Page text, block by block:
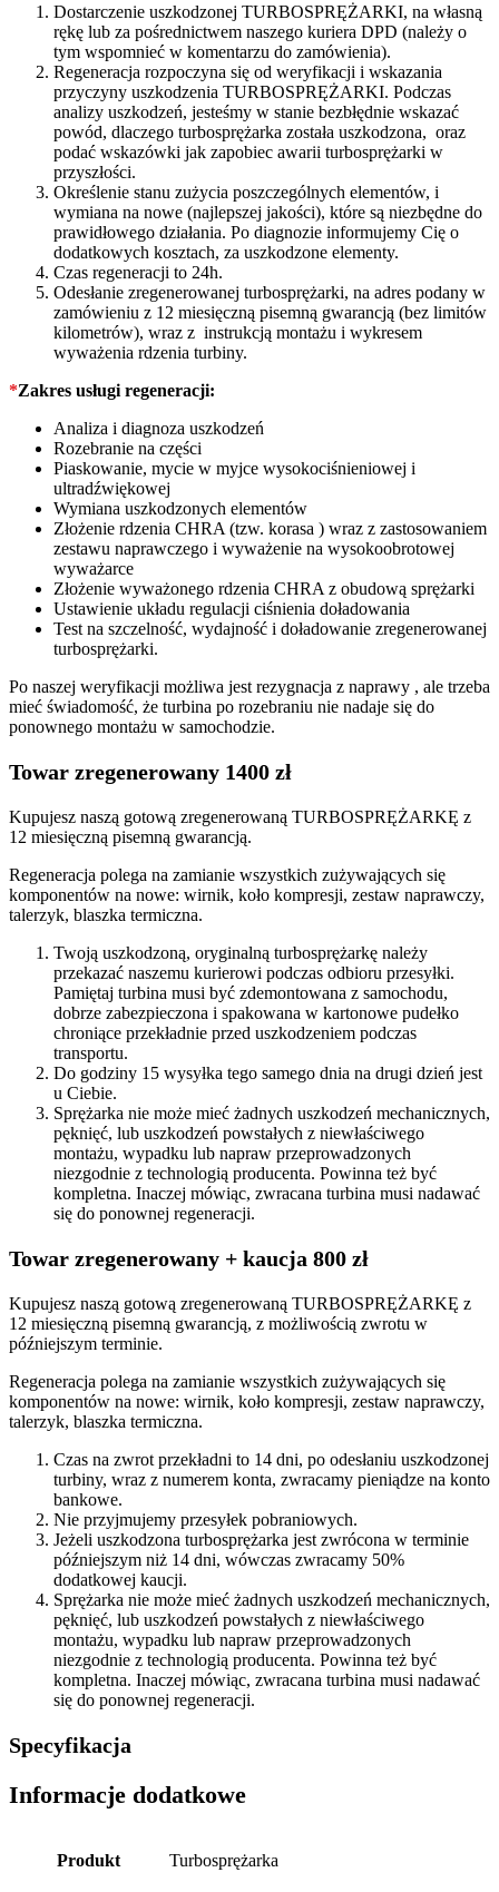
quantityDostarczenie uszkodzonej TURBOSPRĘŻARKI, na własną
rękę lub za pośrednictwem naszego kuriera DPD (należy o
tym wspomnieć w komentarzu do zamówienia).
Regeneracja rozpoczyna się od weryfikacji i wskazania
przyczyny uszkodzenia TURBOSPRĘŻARKI. Podczas
analizy uszkodzeń, jesteśmy w stanie bezbłędnie wskazać
powód, dlaczego turbosprężarka została uszkodzona, oraz
podać wskazówki jak zapobiec awarii turbosprężarki w
przyszłości.
Określenie stanu zużycia poszczególnych elementów, i
wymiana na nowe (najlepszej jakości), które są niezbędne do
prawidłowego działania. Po diagnozie informujemy Cię o
dodatkowych kosztach, za uszkodzone elementy.
Czas regeneracji to 24h.
Odesłanie zregenerowanej turbosprężarki, na adres podany w
zamówieniu z 12 miesięczną pisemną gwarancją (bez limitów
kilometrów), wraz z instrukcją montażu i wykresem
wyważenia rdzenia turbiny.
*Zakres usługi regeneracji:
Analiza i diagnoza uszkodzeń
Rozebranie na części
Piaskowanie, mycie w myjce wysokociśnieniowej i
ultradźwiękowej
Wymiana uszkodzonych elementów
Złożenie rdzenia CHRA (tzw. korasa ) wraz z zastosowaniem
zestawu naprawczego i wyważenie na wysokoobrotowej
wyważarce
Złożenie wyważonego rdzenia CHRA z obudową sprężarki
Ustawienie układu regulacji ciśnienia doładowania
Test na szczelność, wydajność i doładowanie zregenerowanej
turbosprężarki.
Po naszej weryfikacji możliwa jest rezygnacja z naprawy , ale trzeba
mieć świadomość, że turbina po rozebraniu nie nadaje się do
ponownego montażu w samochodzie.
Towar zregenerowany 1400 zł
Kupujesz naszą gotową zregenerowaną TURBOSPRĘŻARKĘ z
12 miesięczną pisemną gwarancją.
Regeneracja polega na zamianie wszystkich zużywających się
komponentów na nowe: wirnik, koło kompresji, zestaw naprawczy,
talerzyk, blaszka termiczna.
Twoją uszkodzoną, oryginalną turbosprężarkę należy
przekazać naszemu kurierowi podczas odbioru przesyłki.
Pamiętaj turbina musi być zdemontowana z samochodu,
dobrze zabezpieczona i spakowana w kartonowe pudełko
chroniące przekładnie przed uszkodzeniem podczas
transportu.
Do godziny 15 wysyłka tego samego dnia na drugi dzień jest
u Ciebie.
Sprężarka nie może mieć żadnych uszkodzeń mechanicznych,
pęknięć, lub uszkodzeń powstałych z niewłaściwego
montażu, wypadku lub napraw przeprowadzonych
niezgodnie z technologią producenta. Powinna też być
kompletna. Inaczej mówiąc, zwracana turbina musi nadawać
się do ponownej regeneracji.
Towar zregenerowany + kaucja 800 zł
Kupujesz naszą gotową zregenerowaną TURBOSPRĘŻARKĘ z
12 miesięczną pisemną gwarancją, z możliwością zwrotu w
późniejszym terminie.
Regeneracja polega na zamianie wszystkich zużywających się
komponentów na nowe: wirnik, koło kompresji, zestaw naprawczy,
talerzyk, blaszka termiczna.
Czas na zwrot przekładni to 14 dni, po odesłaniu uszkodzonej
turbiny, wraz z numerem konta, zwracamy pieniądze na konto
bankowe.
Nie przyjmujemy przesyłek pobraniowych.
Jeżeli uszkodzona turbosprężarka jest zwrócona w terminie
późniejszym niż 14 dni, wówczas zwracamy 50%
dodatkowej kaucji.
Sprężarka nie może mieć żadnych uszkodzeń mechanicznych,
pęknięć, lub uszkodzeń powstałych z niewłaściwego
montażu, wypadku lub napraw przeprowadzonych
niezgodnie z technologią producenta. Powinna też być
kompletna. Inaczej mówiąc, zwracana turbina musi nadawać
się do ponownej regeneracji.
Specyfikacja
Informacje dodatkowe
Produkt Turbosprężarka